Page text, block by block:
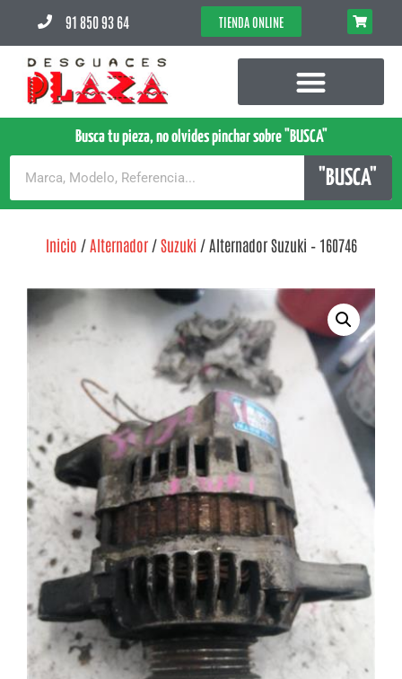
91 850 93 64 TIENDA ONLINE
Busca tu pieza, no olvides pinchar sobre "BUSCA"
"BUSCA"
Inicio / Alternador/Suzuki / Alternador Suzuki – 160746